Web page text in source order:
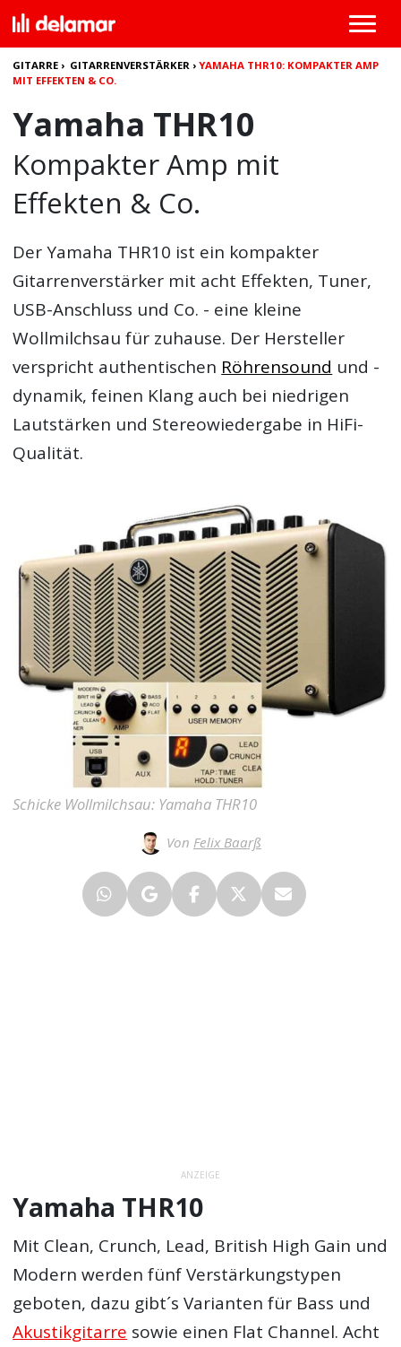
GITARRE › GITARRENVERSTÄRKER ›YAMAHA THR10: KOMPAKTER AMP
MIT EFFEKTEN & CO.
Yamaha THR10
Kompakter Amp mit
Effekten & Co.
DerYamaha THR10 ist ein kompakter
Gitarrenverstärker mit acht Effekten, Tuner,
USB-Anschluss und Co. - eine kleine
Wollmilchsau für zuhause. Der Hersteller
verspricht authentischen Röhrensound und -
dynamik, feinen Klang auch bei niedrigen
Lautstärken und Stereowiedergabe in HiFi-
Qualität.
Schicke Wollmilchsau: Yamaha THR10
Von Felix Baarß
ANZEIGE
Yamaha THR10
Mit Clean, Crunch, Lead, British High Gain und
Modern werden fünf Verstärkungstypen
geboten, dazu gibt´s Varianten für Bass und
Akustikgitarre sowie einen Flat Channel. Acht